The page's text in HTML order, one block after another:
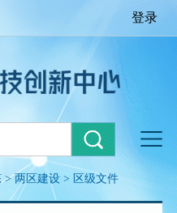
登录
>两区建设 > 区级文件